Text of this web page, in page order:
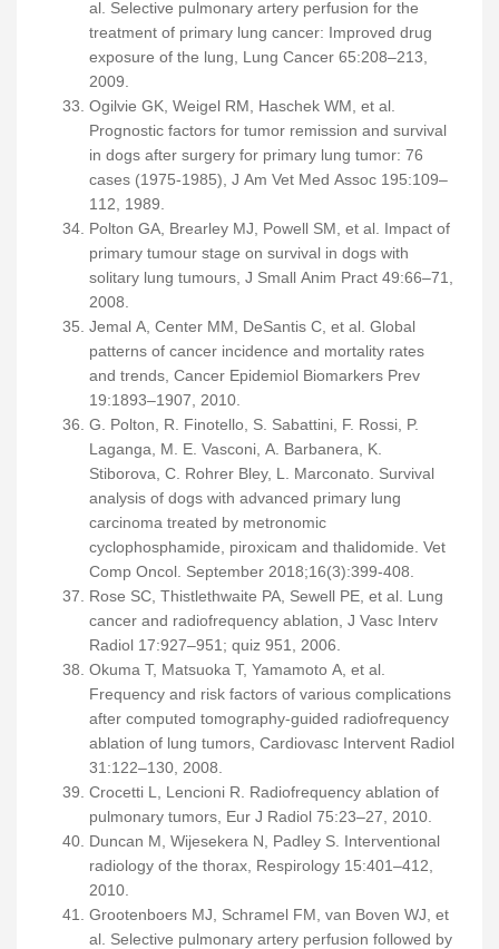
al. Selective pulmonary artery perfusion for the
treatment of primary lung cancer: Improved drug
exposure of the lung, Lung Cancer 65:208–213,
2009.
Ogilvie GK, Weigel RM, Haschek WM, et al.
Prognostic factors for tumor remission and survival
in dogs after surgery for primary lung tumor: 76
cases (1975-1985), J Am Vet Med Assoc 195:109–
112, 1989.
Polton GA, Brearley MJ, Powell SM, et al. Impact of
primary tumour stage on survival in dogs with
solitary lung tumours, J Small Anim Pract 49:66–71,
2008.
Jemal A, Center MM, DeSantis C, et al. Global
patterns of cancer incidence and mortality rates
and trends, Cancer Epidemiol Biomarkers Prev
19:1893–1907, 2010.
G. Polton, R. Finotello, S. Sabattini, F. Rossi, P.
Laganga, M. E. Vasconi, A. Barbanera, K.
Stiborova, C. Rohrer Bley, L. Marconato. Survival
analysis of dogs with advanced primary lung
carcinoma treated by metronomic
cyclophosphamide, piroxicam and thalidomide. Vet
Comp Oncol. September 2018;16(3):399-408.
Rose SC, Thistlethwaite PA, Sewell PE, et al. Lung
cancer and radiofrequency ablation, J Vasc Interv
Radiol 17:927–951; quiz 951, 2006.
Okuma T, Matsuoka T, Yamamoto A, et al.
Frequency and risk factors of various complications
after computed tomography-guided radiofrequency
ablation of lung tumors, Cardiovasc Intervent Radiol
31:122–130, 2008.
Crocetti L, Lencioni R. Radiofrequency ablation of
pulmonary tumors, Eur J Radiol 75:23–27, 2010.
Duncan M, Wijesekera N, Padley S. Interventional
radiology of the thorax, Respirology 15:401–412,
2010.
Grootenboers MJ, Schramel FM, van Boven WJ, et
al. Selective pulmonary artery perfusion followed by